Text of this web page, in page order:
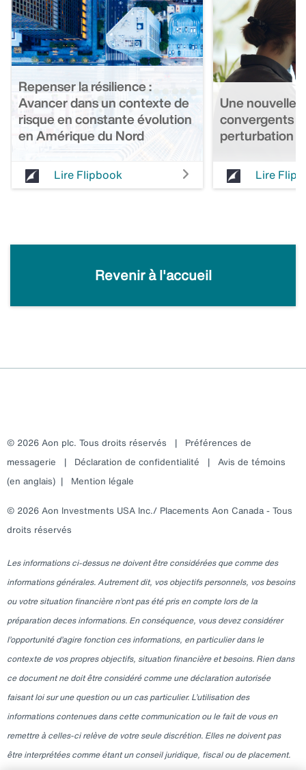
Repenser la résilience :
Avancer dans un contexte de
risque en constante évolution
en Amérique du Nord
Lire Flipbook
Une nouvelle
convergents
perturbation
Lire
Revenir à l'accueil
© 2026 Aon plc. Tous droits réservés | Préférences de
messagerie | Déclaration de confidentialité | Avis de témoins
(en anglais) | Mention légale
© 2026 Aon Investments USA Inc./ Placements Aon Canada - Tous
droits réservés
Les informations ci-dessus ne doivent être considérées que comme des
informations générales. Autrement dit, vos objectifs personnels, vos besoins
ou votre situation financière n’ont pas été pris en compte lors de la
préparation deces informations. En conséquence, vous devez considérer
l’opportunité d’agire fonction ces informations, en particulier dans le
contexte de vos propres objectifs, situation financière et besoins. Rien dans
ce document ne doit être considéré comme une déclaration autorisée
faisant loi sur une question ou un cas particulier. L’utilisation des
informations contenues dans cette communication ou le fait de vous en
remettre à celles-ci relève de votre seule discrétion. Elles ne doivent pas
être interprétées comme étant un conseil juridique, fiscal ou de placement.